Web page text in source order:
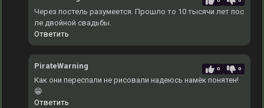
Через постель разумеется. Прошло то 10 тысячи лет пос
ле двойной свадьбы.
Ответить
PirateWarning 0 0
Как они переспали не рисовали надеюсь намёк понятен!
😁
Ответить